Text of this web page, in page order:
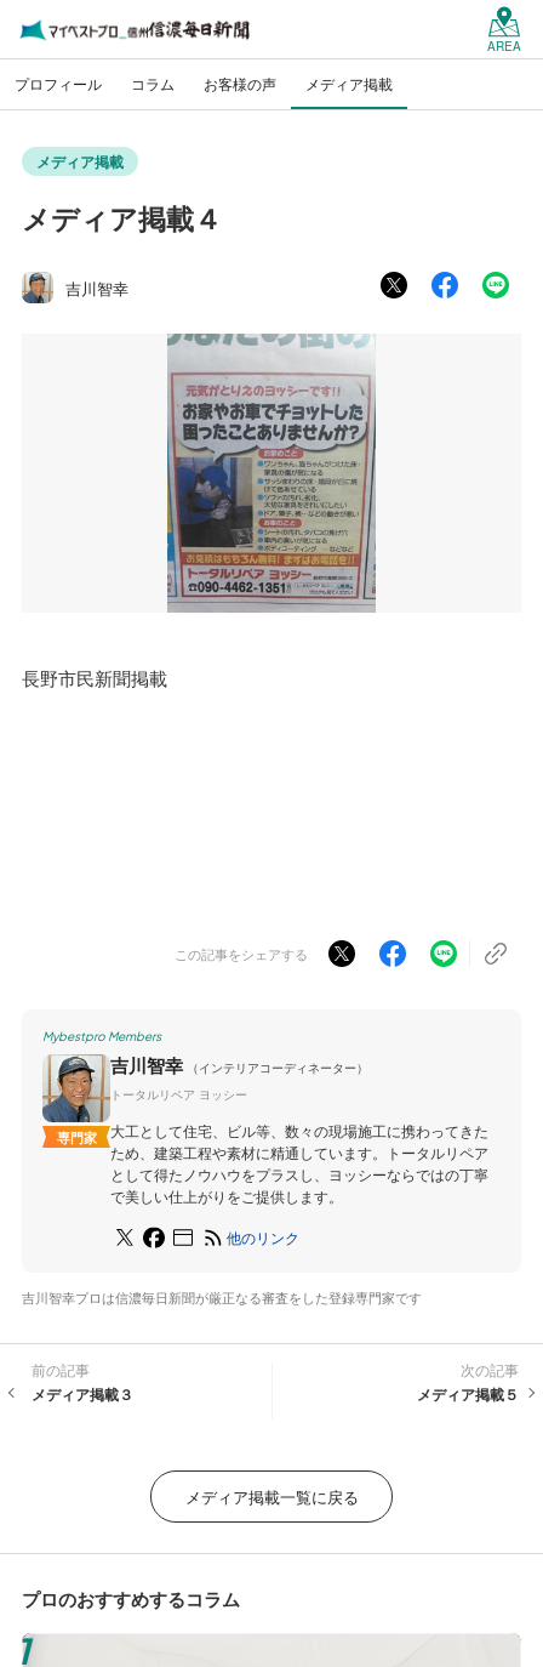
AREA
プロフィール コラム お客様の声 メディア掲載
メディア掲載
メディア掲載４
吉川智幸
長野市民新聞掲載
この記事をシェアする
Mybestpro Members
専門家
吉川智幸
（インテリアコーディネーター）
トータルリペア ヨッシー
大工として住宅、ビル等、数々の現場施工に携わってきた
ため、建築工程や素材に精通しています。トータルリペア
として得たノウハウをプラスし、ヨッシーならではの丁寧
で美しい仕上がりをご提供します。
他のリンク
吉川智幸プロは信濃毎日新聞が厳正なる審査をした登録専門家です
前の記事
メディア掲載３
次の記事
メディア掲載５
メディア掲載一覧に戻る
プロのおすすめするコラム